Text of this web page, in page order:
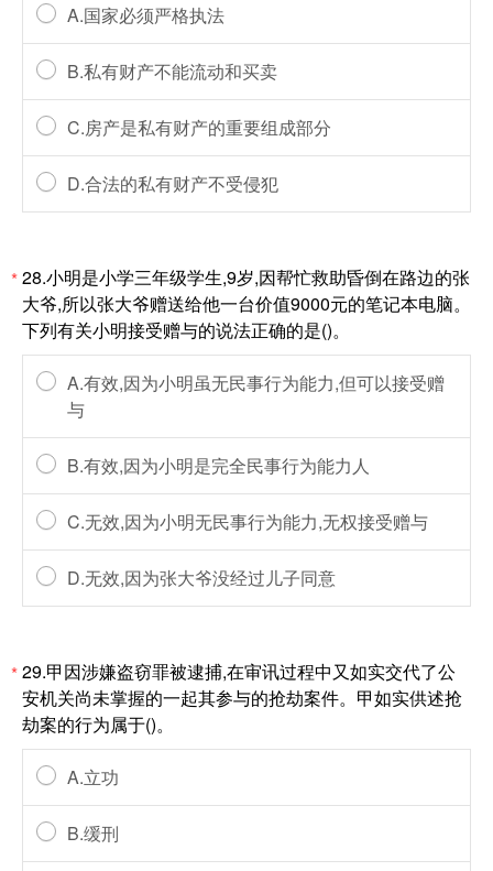
A.国家必须严格执法
B.私有财产不能流动和买卖
C.房产是私有财产的重要组成部分
D.合法的私有财产不受侵犯
*28.小明是小学三年级学生,9岁,因帮忙救助昏倒在路边的张
大爷,所以张大爷赠送给他一台价值9000元的笔记本电脑。
下列有关小明接受赠与的说法正确的是()。
A.有效,因为小明虽无民事行为能力,但可以接受赠
与
B.有效,因为小明是完全民事行为能力人
C.无效,因为小明无民事行为能力,无权接受赠与
D.无效,因为张大爷没经过儿子同意
*29.甲因涉嫌盗窃罪被逮捕,在审讯过程中又如实交代了公
安机关尚未掌握的一起其参与的抢劫案件。甲如实供述抢
劫案的行为属于()。
A.立功
B.缓刑